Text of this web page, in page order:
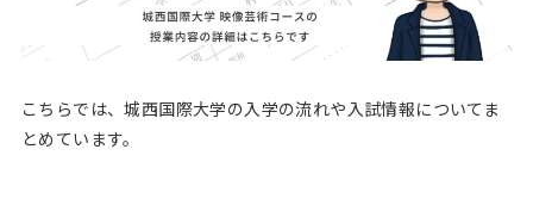
こちらでは、城西国際大学の入学の流れや入試情報についてま
とめています。